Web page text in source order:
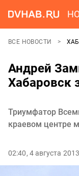
ВСЕ НОВОСТИ
Андрей
Хабаровск
Триумфатор
краевом центре
02:40, 4 августа 2013